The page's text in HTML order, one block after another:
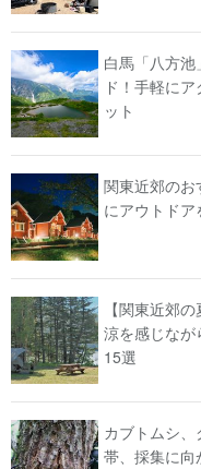
白馬「八方
ド！手軽に
ット
関東近郊のお
にアウトド
【関東近郊
涼を感じなが
15選
カブトムシ
帯、採集に向